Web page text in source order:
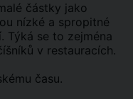
částky jako
nízké a spropitné
Týká se to zejména
v restauracích.
času.